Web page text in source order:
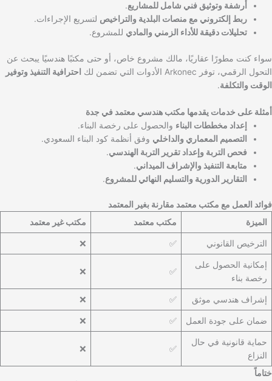
أرشفة وتوثيق فني شامل للمشاريع.
ربط إلكتروني مع منصات البلدية والتراخيص لتسريع الإجراءات.
تحليلات دقيقة للأداء الزمني والمادي للمشروع.
سواء كنت مطورًا عقاريًا، مالك مشروع خاص، أو حتى مكتبًا هندسيًا يبحث عن
التحول الرقمي، توفر Arkonec الأدوات التي تضمن لك
احترافية التنفيذ وتوفير
الوقت والتكلفة.
أمثلة على خدمات يقدمها مكتب هندسي معتمد في جدة
إعداد مخططات البناء والحصول على رخصة البناء.
التصميم المعماري والداخلي وفق أنظمة كود البناء السعودي.
فحص التربة وإعداد تقرير التربة الهندسي.
متابعة التنفيذ والإشراف الميداني.
التقارير الدورية والتسليم النهائي للمشروع.
فوائد العمل مع مكتب معتمد مقارنة بغير المعتمد
الميزة
مكتب معتمد مكتب غير معتمد
الترخيص القانوني ✅
❌
إمكانية الحصول على
رخصة بناء
✅
❌
إشراف هندسي موثق ✅
❌
ضمان على جودة العمل ✅
❌
حماية قانونية في حال
النزاع
✅
❌
ختاماً